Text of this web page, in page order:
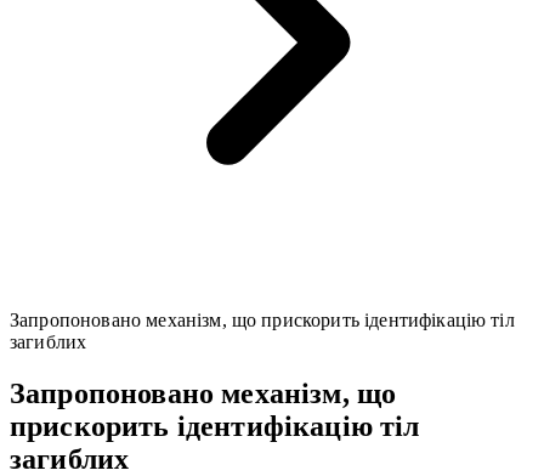
Запропоновано механізм, що прискорить ідентифікацію тіл
загиблих
Запропоновано механізм, що
прискорить ідентифікацію тіл
загиблих